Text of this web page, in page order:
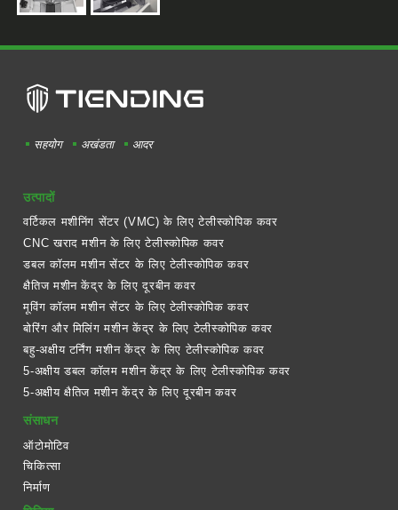
सहयोग अखंडता आदर
उत्पादों
वर्टिकल मशीनिंग सेंटर (VMC) के लिए टेलीस्कोपिक कवर
CNC खराद मशीन के लिए टेलीस्कोपिक कवर
डबल कॉलम मशीन सेंटर के लिए टेलीस्कोपिक कवर
क्षैतिज मशीन केंद्र के लिए दूरबीन कवर
मूविंग कॉलम मशीन सेंटर के लिए टेलीस्कोपिक कवर
बोरिंग और मिलिंग मशीन केंद्र के लिए टेलीस्कोपिक कवर
बहु-अक्षीय टर्निंग मशीन केंद्र के लिए टेलीस्कोपिक कवर
5-अक्षीय डबल कॉलम मशीन केंद्र के लिए टेलीस्कोपिक कवर
5-अक्षीय क्षैतिज मशीन केंद्र के लिए दूरबीन कवर
संसाधन
ऑटोमोटिव
चिकित्सा
निर्माण